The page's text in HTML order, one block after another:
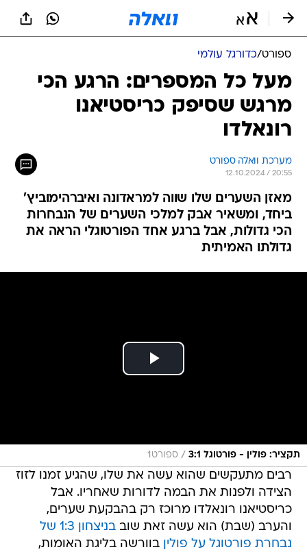
ספורט/כדורגל עולמי
מעל כל המספרים: הרגע הכי
מרגש שסיפק כריסטיאנו
רונאלדו
מערכת וואלה ספורט
12.10.2024 / 20:55
מאזן השערים שלו שווה למראדונה ואיברהימוביץ'
ביחד, ומשאיר אבק למלכי השערים של הנבחרות
הכי גדולות, אבל ברגע אחד הפורטוגלי הראה את
גדולתו האמיתית
תקציר: פולין - פורטוגל 3:1 / ספורט1
רבים מתעקשים שהוא עשה את שלו, שהגיע זמנו לזוז
הצידה ולפנות את הבמה לדורות שאחריו. אבל
כריסטיאנו רונאלדו מרוכז רק בהבקעת שערים,
והערב (שבת) הוא עשה זאת שוב
בניצחון 1:3 של
נבחרת פורטוגל על פולין בוורשה בליגת האומות,